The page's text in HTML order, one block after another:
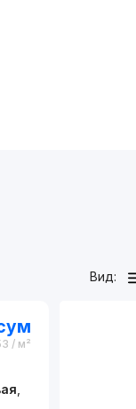
Вид:
/ м²